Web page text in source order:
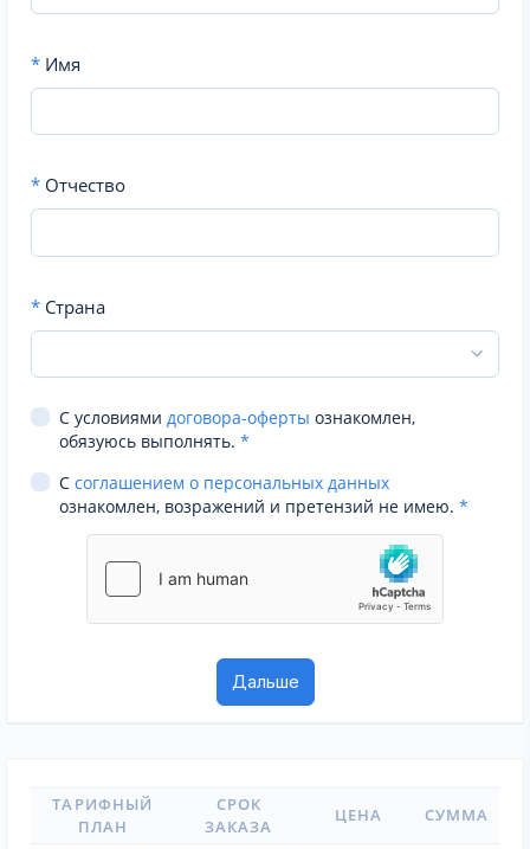
* Имя
* Отчество
* Страна
С условиями договора-оферты ознакомлен,
обязуюсь выполнять. *
С соглашением о персональных данных
ознакомлен, возражений и претензий не имею. *
ТАРИФНЫЙ
ПЛАН
СРОК
ЗАКАЗА
ЦЕНА СУММА